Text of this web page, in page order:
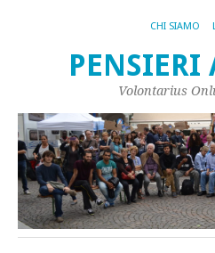
CHI SIAMO
PENSIERI
Volontarius